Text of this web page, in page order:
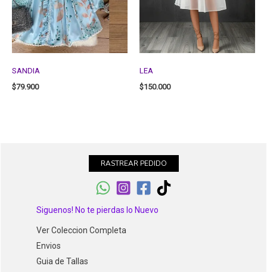
SANDIA
$79.900
LEA
$150.000
RASTREAR PEDIDO
Siguenos! No te pierdas lo Nuevo
Ver Coleccion Completa
Envios
Guia de Tallas